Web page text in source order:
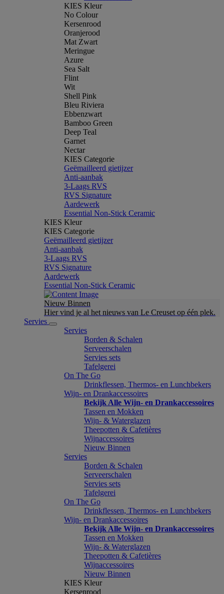
KIES Kleur
No Colour
Kersenrood
Oranjerood
Mat Zwart
Meringue
Azure
Sea Salt
Flint
Wit
Shell Pink
Bleu Riviera
Ebbenzwart
Bamboo Green
Deep Teal
Garnet
Nectar
KIES Categorie
Geëmailleerd gietijzer
Anti-aanbak
3-Laags RVS
RVS Signature
Aardewerk
Essential Non-Stick Ceramic
KIES Kleur
KIES Categorie
Geëmailleerd gietijzer
Anti-aanbak
3-Laags RVS
RVS Signature
Aardewerk
Essential Non-Stick Ceramic
Nieuw Binnen
Hier vind je al het nieuws van Le Creuset op één plek.
Servies
Servies
Borden & Schalen
Serveerschalen
Servies sets
Tafelgerei
On The Go
Drinkflessen, Thermos- en Lunchbekers
Wijn- en Drankaccessoires
Bekijk Alle Wijn- en Drankaccessoires
Tassen en Mokken
Wijn- & Waterglazen
Theepotten & Cafetières
Wijnaccessoires
Nieuw Binnen
Servies
Borden & Schalen
Serveerschalen
Servies sets
Tafelgerei
On The Go
Drinkflessen, Thermos- en Lunchbekers
Wijn- en Drankaccessoires
Bekijk Alle Wijn- en Drankaccessoires
Tassen en Mokken
Wijn- & Waterglazen
Theepotten & Cafetières
Wijnaccessoires
Nieuw Binnen
KIES Kleur
Kersenrood